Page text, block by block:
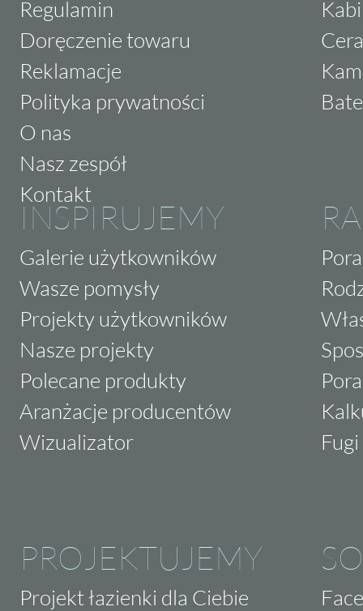
Regulamin
Doręczenie towaru
Reklamacje
Polityka prywatności
O nas
Nasz zespół
Kontakt
INSPIRUJEMY
Galerie użytkowników
Wasze pomysły
Projekty użytkowników
Nasze projekty
Polecane produkty
Aranżacje producentów
Wizualizator
PROJEKTUJEMY
Projekt łazienki dla Ciebie